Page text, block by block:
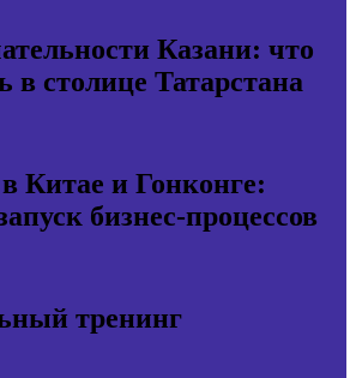
Казани: что
в столице Татарстана
Китае и Гонконге:
бизнес-процессов
тренинг